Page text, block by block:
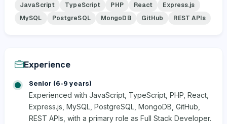
JavaScript TypeScript PHP React
Express.js
MySQL
PostgreSQL MongoDB GitHub REST APIs
Experience
Senior (6-9 years)
Experienced with JavaScript, TypeScript, PHP, React,
Express.js, MySQL, PostgreSQL, MongoDB, GitHub,
REST APIs, with a primary role as Full Stack Developer.